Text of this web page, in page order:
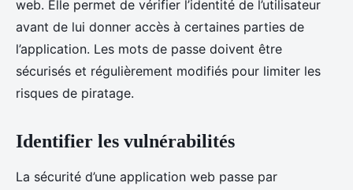
web. Elle permet de vérifier l’identité de l’utilisateur
avant de lui donner accès à certaines parties de
l’application. Les mots de passe doivent être
sécurisés et régulièrement modifiés pour limiter les
risques de piratage.
Identifier les vulnérabilités
La sécurité d’une application web passe par